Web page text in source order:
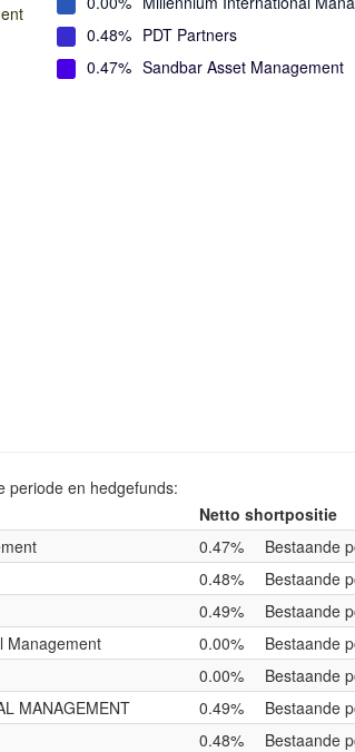
0.48% PDT Partners
0.47% Sandbar Asset Management
periode en hedgefunds:
Netto shortpositie
0.47%
Bestaande
0.48%
Bestaande
0.49%
Bestaande
Management 0.00%
Bestaande
0.00%
Bestaande
MANAGEMENT 0.49%
Bestaande
0.48%
Bestaande